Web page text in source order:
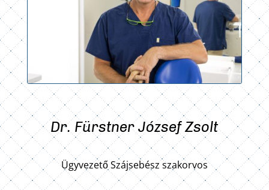
Dr. Fürstner József Zsolt
Ügyvezető Szájsebész szakorvos